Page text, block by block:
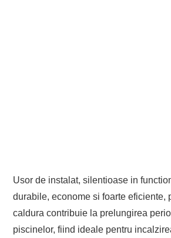
Usor de instalat, silentioase in
durabile, econome si foarte eficiente,
caldura contribuie la prelungirea
piscinelor, fiind ideale pentru